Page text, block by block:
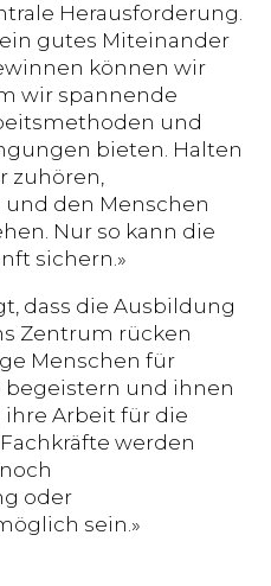
Herausforderung.
gutes Miteinander
können wir
wir spannende
und
bieten. Halten
zuhören,
den Menschen
Nur so kann die
sichern.»
dass die Ausbildung
Zentrum rücken
Menschen für
und ihnen
Arbeit für die
werden
oder
sein.»